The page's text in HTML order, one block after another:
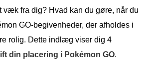
væk fra dig? Hvad kan du gøre, når du
GO-begivenheder, der afholdes i
rolig. Dette indlæg viser dig 4
din placering i Pokémon GO.